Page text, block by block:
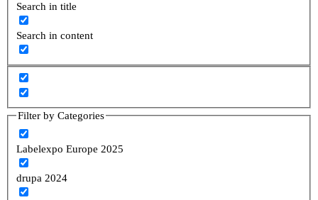
Search in title
Search in content
Filter by Categories
Labelexpo Europe 2025
drupa 2024